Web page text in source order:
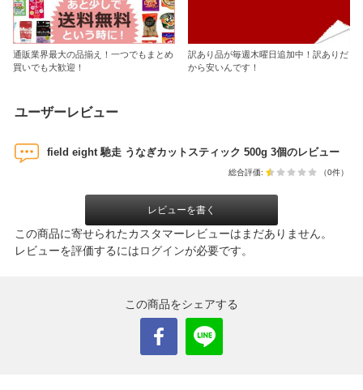
通販業界最大の品揃え！一つでもまとめ
買いでも大歓迎！
訳あり品が毎週木曜日追加中！訳ありだ
から安いんです！
ユーザーレビュー
field eight 馳走 うなぎカットスティック 500g 3個のレビュー
総合評価: （0件）
レビューを書く
この商品に寄せられたカスタマーレビューはまだありません。
レビューを評価するにはログインが必要です。
この商品をシェアする